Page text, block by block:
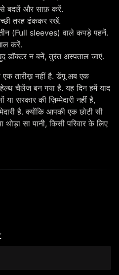
से बदलें और साफ़ करें.
तरह ढंककर रखें.
(Full sleeves) वाले कपड़े पहनें.
करें.
डॉक्टर न बनें, तुरंत अस्पताल जाएं.
तारीख़ नहीं है. डेंगू अब एक
चैलेंज बन गया है. यह दिन हमें याद
सरकार की ज़िम्मेदारी नहीं है,
है. क्योंकि आपकी एक छोटी सी
सा पानी, किसी परिवार के लिए